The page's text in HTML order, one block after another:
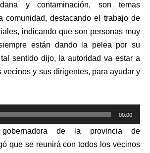
y contaminación, son temas
comunidad, destacando el trabajo de
indicando que son personas muy
están dando la pelea por su
sentido dijo, la autoridad va estar a
vecinos y sus dirigentes, para ayudar y
00:00
de la provincia de
que se reunirá con todos los vecinos